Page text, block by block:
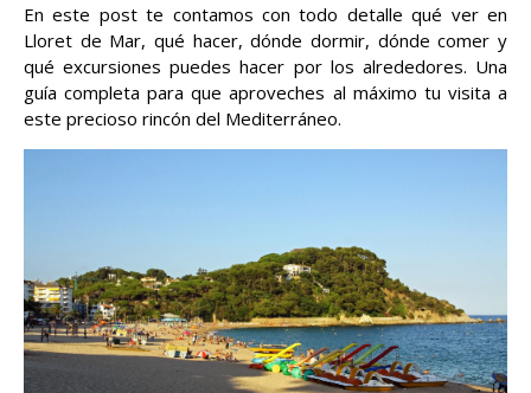
En este post te contamos con todo detalle qué ver en
Lloret de Mar, qué hacer, dónde dormir, dónde comer y
qué excursiones puedes hacer por los alrededores. Una
guía completa para que aproveches al máximo tu visita a
este precioso rincón del Mediterráneo.